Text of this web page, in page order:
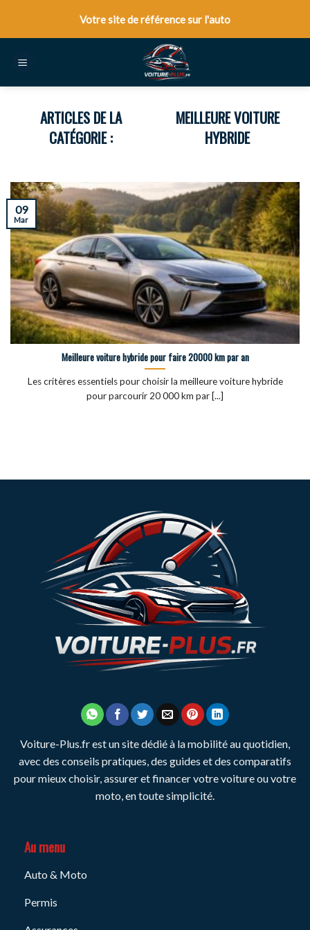
content
Votre site de référence sur l'auto
MEILLEURE VOITURE
HYBRIDE
Meilleure voiture hybride pour faire 20000 km par an
Les critères essentiels pour choisir la meilleure voiture hybride
pour parcourir 20 000 km par [...]
09
Mar
Voiture-Plus.fr est un site dédié à la mobilité au quotidien,
avec des conseils pratiques, des guides et des comparatifs
pour mieux choisir, assurer et financer votre voiture ou votre
moto, en toute simplicité.
Au menu
Auto & Moto
Permis